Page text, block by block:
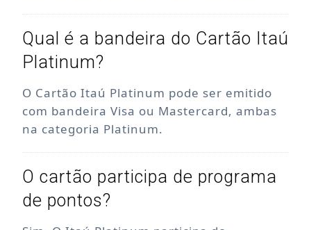
Qual é a bandeira do Cartão Itaú
Platinum?
O Cartão Itaú Platinum pode ser emitido
com bandeira Visa ou Mastercard, ambas
na categoria Platinum.
O cartão participa de programa
de pontos?